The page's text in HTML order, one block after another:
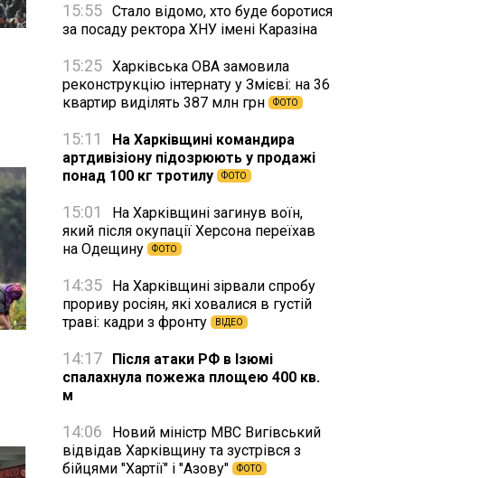
15:55 Стало відомо, хто буде боротися
за посаду ректора ХНУ імені Каразіна
15:25 Харківська ОВА замовила
реконструкцію інтернату у Змієві: на 36
квартир виділять 387 млн грн
ФОТО
15:11
На Харківщині командира
артдивізіону підозрюють у продажі
понад 100 кг тротилу
ФОТО
15:01
На Харківщині загинув воїн,
який після окупації Херсона переїхав
на Одещину
ФОТО
14:35
На Харківщині зірвали спробу
прориву росіян, які ховалися в густій
траві: кадри з фронту
ВІДЕО
14:17
Після атаки РФ в Ізюмі
спалахнула пожежа площею 400 кв.
м
14:06
Новий міністр МВС Вигівський
відвідав Харківщину та зустрівся з
бійцями "Хартії" і "Азову"
ФОТО